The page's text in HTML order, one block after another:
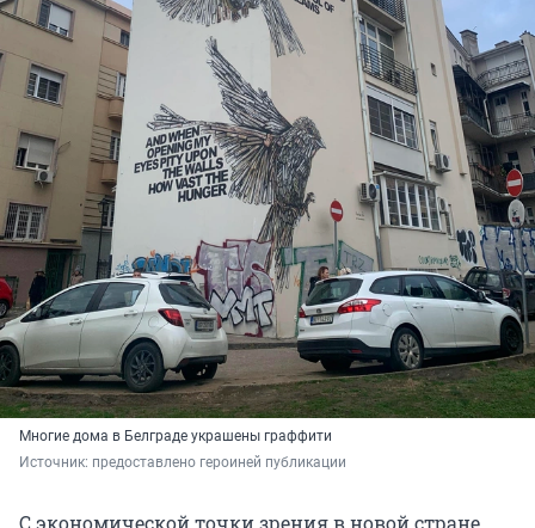
Многие дома в Белграде украшены граффити
Источник: предоставлено героиней публикации
С экономической точки зрения в новой стране